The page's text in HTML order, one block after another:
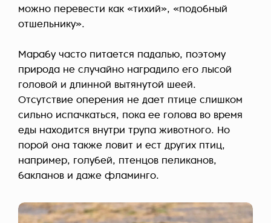
можно перевести как «тихий», «подобный
отшельнику».
Марабу часто питается падалью, поэтому
природа не случайно наградило его лысой
головой и длинной вытянутой шеей.
Отсутствие оперения не дает птице слишком
сильно испачкаться, пока ее голова во время
еды находится внутри трупа животного. Но
порой она также ловит и ест других птиц,
например, голубей, птенцов пеликанов,
бакланов и даже фламинго.